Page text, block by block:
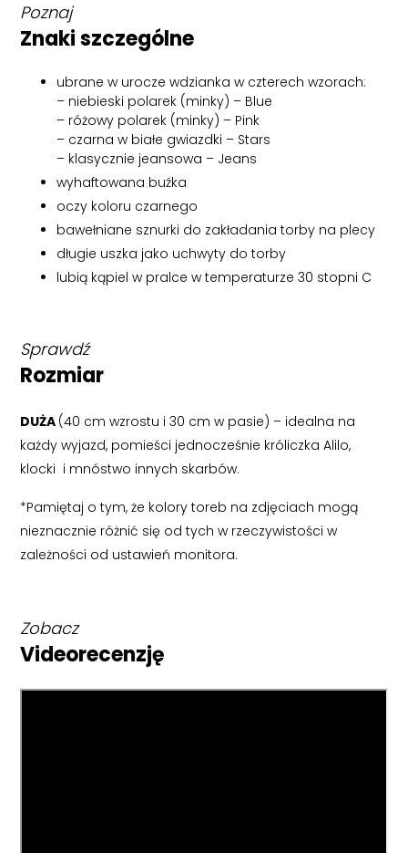
Poznaj
Znaki szczególne
ubrane w urocze wdzianka w czterech wzorach:
– niebieski polarek (minky) – Blue
– różowy polarek (minky) – Pink
– czarna w białe gwiazdki – Stars
– klasycznie jeansowa – Jeans
wyhaftowana buźka
oczy koloru czarnego
bawełniane sznurki do zakładania torby na plecy
długie uszka jako uchwyty do torby
lubią kąpiel w pralce w temperaturze 30 stopni C
Sprawdź
Rozmiar
DUŻA (40 cm wzrostu i 30 cm w pasie) – idealna na
każdy wyjazd, pomieści jednocześnie króliczka Alilo,
klocki i mnóstwo innych skarbów.
*Pamiętaj o tym, że kolory toreb na zdjęciach mogą
nieznacznie różnić się od tych w rzeczywistości w
zależności od ustawień monitora.
Zobacz
Videorecenzję